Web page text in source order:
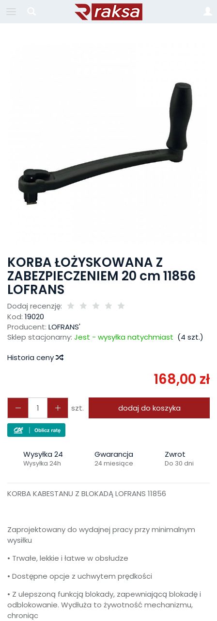
KORBA ŁOŻYSKOWANA Z
ZABEZPIECZENIEM 20 cm 11856
LOFRANS
Dodaj recenzję:
Kod: 19020
Producent: LOFRANS'
Sklep stacjonarny: Jest - wysyłka natychmiast (4 szt.)
Historia ceny
168,00 zł
szt. dodaj do koszyka
Wysyłka 24
Wysyłka 24h
Gwarancja
24 miesiące
Zwrot
Do 30 dni
KORBA KABESTANU Z BLOKADĄ LOFRANS 11856
Zaprojektowany do wydajnej pracy przy minimalnym
wysiłku
• Trwałe, lekkie i łatwe w obsłudze
• Dostępne opcje z uchwytem prędkości
• Z ulepszoną funkcją blokady, zapewniającą blokadę i
odblokowanie. Wydłuża to żywotność mechanizmu,
chroniąc